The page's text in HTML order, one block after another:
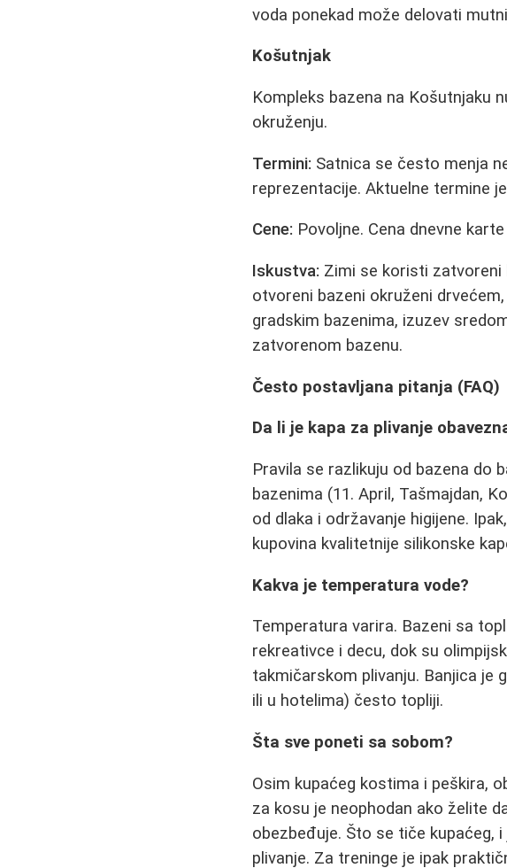
voda ponekad može delovati
Košutnjak
Kompleks bazena na Košutnjaku
okruženju.
Termini: Satnica se često menja
reprezentacije. Aktuelne termine
Cene: Povoljne. Cena dnevne
Iskustva: Zimi se koristi zatvoreni
otvoreni bazeni okruženi
gradskim bazenima, izuzev
zatvorenom bazenu.
Često postavljana pitanja (FAQ)
Da li je kapa za plivanje
Pravila se razlikuju od bazena do
bazenima (11. April, Tašmajdan,
od dlaka i održavanje higijene.
kupovina kvalitetnije silikonske
Kakva je temperatura vode?
Temperatura varira. Bazeni sa
rekreativce i decu, dok su
takmičarskom plivanju. Banjica je
ili u hotelima) često topliji.
Šta sve poneti sa sobom?
Osim kupaćeg kostima i peškira,
za kosu je neophodan ako želite
obezbeđuje. Što se tiče kupaćeg,
plivanje. Za treninge je ipak